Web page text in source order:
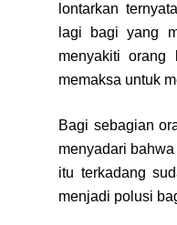
lontarkan
lagi bagi yang
menyakiti orang
memaksa untuk
Bagi sebagian
menyadari
itu terkadang
menjadi polusi